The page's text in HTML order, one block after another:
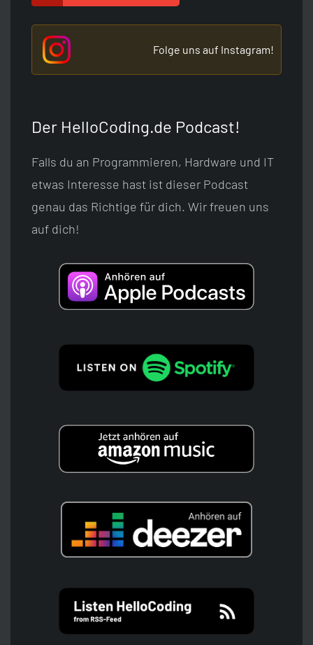
Folge uns auf Instagram!
Der HelloCoding.de Podcast!
Falls du an Programmieren, Hardware und IT
etwas Interesse hast ist dieser Podcast
genau das Richtige für dich. Wir freuen uns
auf dich!